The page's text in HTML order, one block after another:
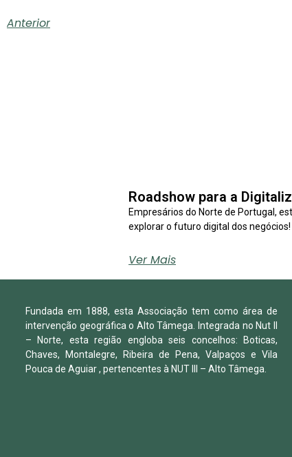
Anterior
Roadshow para a
Empresários do Norte de Portugal,
explorar o futuro digital dos negócios!
Ver Mais
Fundada em 1888, esta Associação tem como área de
intervenção geográfica o Alto Tâmega. Integrada no Nut II
– Norte, esta região engloba seis concelhos: Boticas,
Chaves, Montalegre, Ribeira de Pena, Valpaços e Vila
Pouca de Aguiar , pertencentes à NUT III – Alto Tâmega.